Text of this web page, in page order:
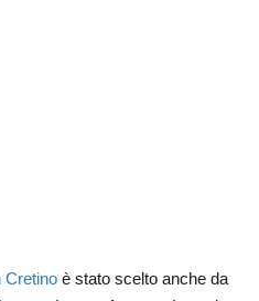
Cretino è stato scelto anche da